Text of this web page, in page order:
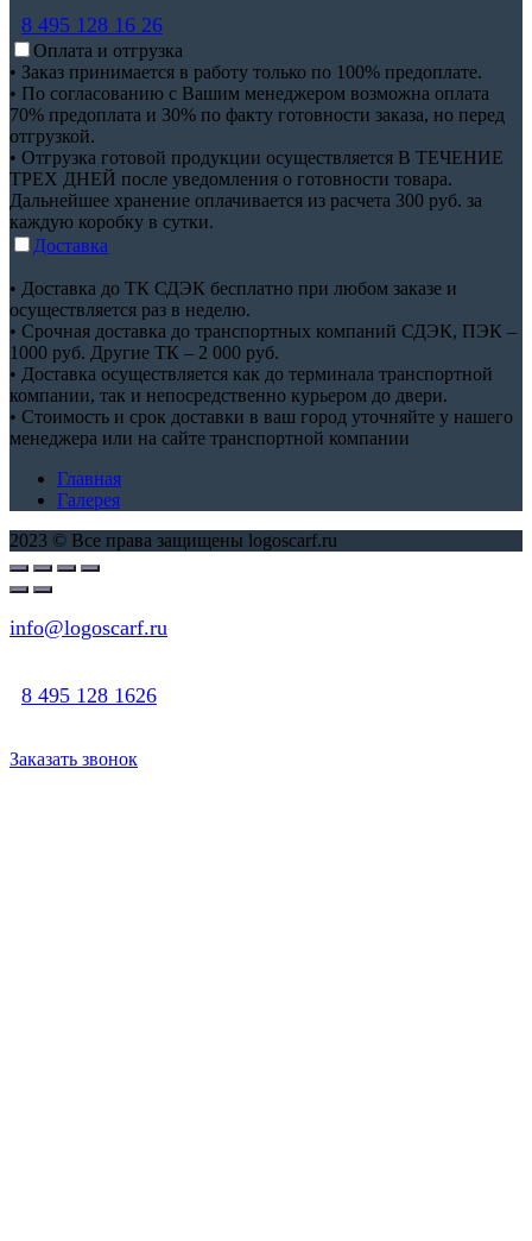
8 495 128 16 26
Оплата и отгрузка
• Заказ принимается в работу только по 100% предоплате.
• По согласованию с Вашим менеджером возможна оплата
70% предоплата и 30% по факту готовности заказа, но перед
отгрузкой.
• Отгрузка готовой продукции осуществляется В ТЕЧЕНИЕ
ТРЕХ ДНЕЙ после уведомления о готовности товара.
Дальнейшее хранение оплачивается из расчета 300 руб. за
каждую коробку в сутки.
Доставка
• Доставка до ТК СДЭК бесплатно при любом заказе и
осуществляется раз в неделю.
• Срочная доставка до транспортных компаний СДЭК, ПЭК –
1000 руб. Другие ТК – 2 000 руб.
• Доставка осуществляется как до терминала транспортной
компании, так и непосредственно курьером до двери.
• Стоимость и срок доставки в ваш город уточняйте у нашего
менеджера или на сайте транспортной компании
Главная
Галерея
2023 © Все права защищены logoscarf.ru
info@logoscarf.ru
8 495 128 1626
Заказать звонок